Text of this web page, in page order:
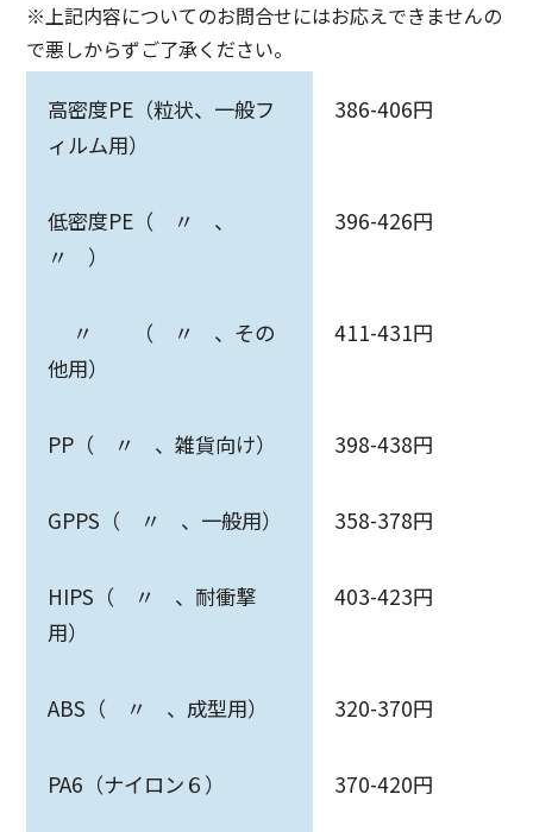
※上記内容についてのお問合せにはお応えできませんの
で悪しからずご了承ください。
高密度PE（粒状、一般フ
ィルム用）
386-406円
低密度PE（ 〃 、
〃 ）
396-426円
〃 （ 〃 、その
他用）
411-431円
PP（ 〃 、雑貨向け） 398-438円
GPPS（ 〃 、一般用） 358-378円
HIPS（ 〃 、耐衝撃
用）
403-423円
ABS（ 〃 、成型用） 320-370円
PA6（ナイロン６） 370-420円